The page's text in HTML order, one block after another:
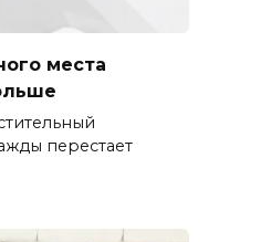
места
перестает